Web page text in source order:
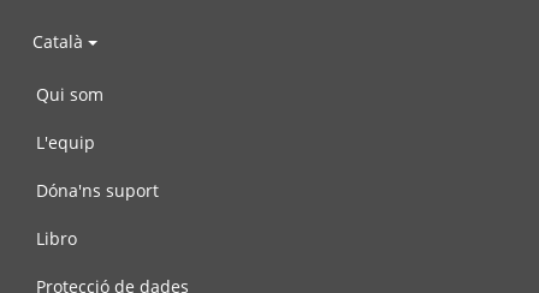
Català
Qui som
L'equip
Dóna'ns suport
Libro
Protecció de dades